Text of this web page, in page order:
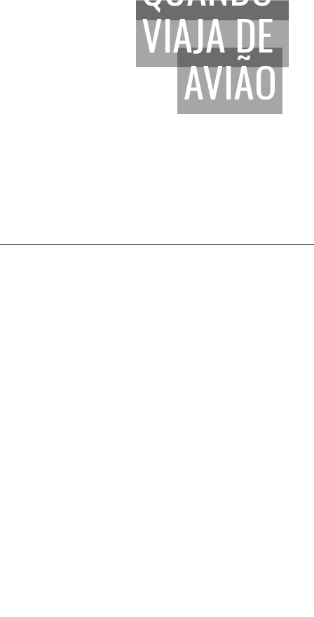
VIAJA DE
AVIÃO
VIAJA DE
AVIÃO